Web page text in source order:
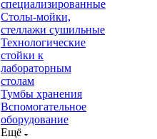
специализированные
Столы-мойки,
стеллажи сушильные
Технологические
стойки к
лабораторным
столам
Тумбы хранения
Вспомогательное
оборудование
Ещё